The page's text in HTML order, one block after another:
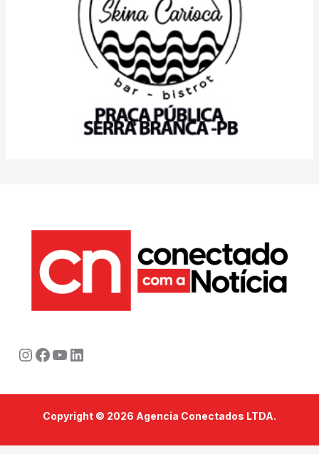
Instagram
Facebook
Youtube
LinkedIn
Copyright © 2026 Agencia Conectados LTDA.